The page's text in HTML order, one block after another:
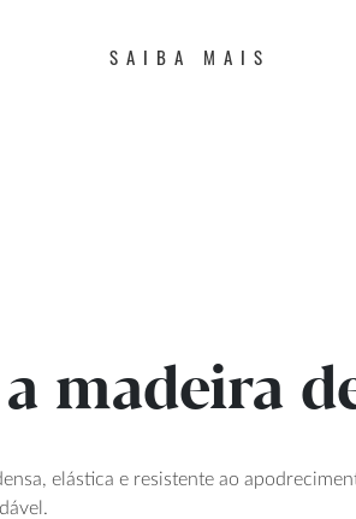
SAIBA MAIS
madeira
elástica e resistente ao